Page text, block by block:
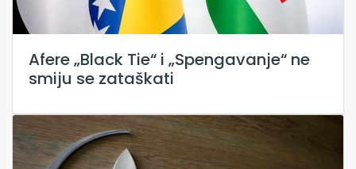
Afere „Black Tie“ i „Spengavanje“ ne
smiju se zataškati